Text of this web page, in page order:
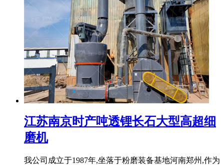
江苏南京时产吨透锂长石大型高超细
磨机
我公司成立于1987年,坐落于粉磨装备基地河南郑州,作为